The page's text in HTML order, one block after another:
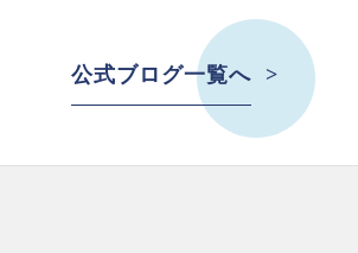
公式ブログ一覧へ